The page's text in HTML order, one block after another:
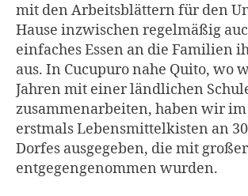
mit den Arbeitsblättern für den
Hause inzwischen regelmäßig
einfaches Essen an die Familien
aus. In Cucupuro nahe Quito, wo
Jahren mit einer ländlichen
zusammenarbeiten, haben wir
erstmals Lebensmittelkisten an
Dorfes ausgegeben, die mit
entgegengenommen wurden.